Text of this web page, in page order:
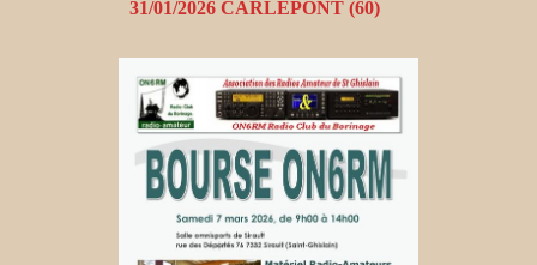
31/01/2026 CARLEPONT (60)